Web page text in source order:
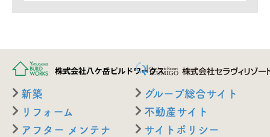
新築
リフォーム
アフター メンテナ
グループ総合サイト
不動産サイト
サイトポリシー